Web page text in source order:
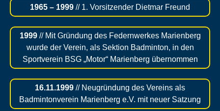
1965 – 1999 // 1. Vorsitzender Dietmar Freund
1999// Mit Gründung des Federnwerkes Marienberg
wurde der Verein, als Sektion Badminton, in den
Sportverein BSG „Motor“ Marienberg übernommen
16.11.1999 // Neugründung des Vereins als
Badmintonverein Marienberg e.V. mit neuer Satzung